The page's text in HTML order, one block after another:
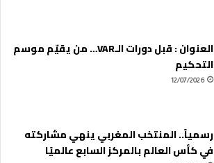
العنوان : قبل دورات الـVAR… من يقيّم موسم
التحكيم
12/07/2026
رسمياً.. المنتخب المغربي ينهي مشاركته
في كأس العالم بالمركز السابع عالميًا